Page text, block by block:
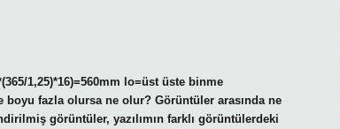
1,25)*16)=560mm lo=üst üste binme
boyu fazla olursa ne olur? Görüntüler arasında ne
görüntüler, yazılımın farklı görüntülerdeki